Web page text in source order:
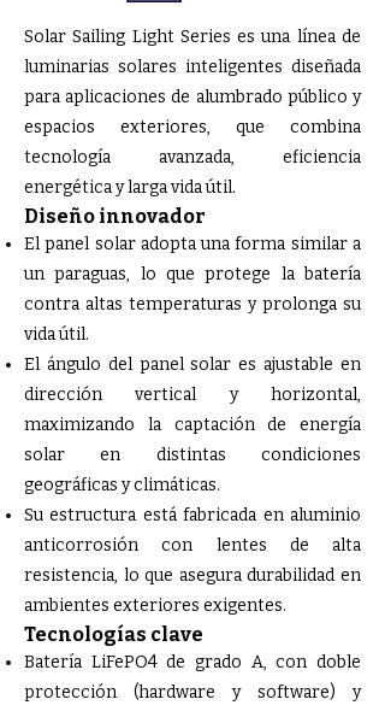
Solar Sailing Light Series es una línea de
luminarias solares inteligentes diseñada
para aplicaciones de alumbrado público y
espacios exteriores, que combina
tecnología avanzada, eficiencia
energética y larga vida útil.
Diseño innovador
El panel solar adopta una forma similar a
un paraguas, lo que protege la batería
contra altas temperaturas y prolonga su
vida útil.
El ángulo del panel solar es ajustable en
dirección vertical y horizontal,
maximizando la captación de energía
solar en distintas condiciones
geográficas y climáticas.
Su estructura está fabricada en aluminio
anticorrosión con lentes de alta
resistencia, lo que asegura durabilidad en
ambientes exteriores exigentes.
Tecnologías clave
Batería LiFePO4 de grado A, con doble
protección (hardware y software) y